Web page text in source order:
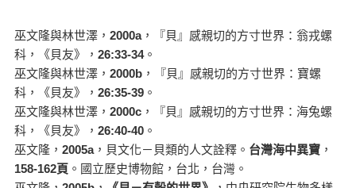
巫文隆與林世澤， 2000a，『貝』感親切的方寸世界：翁戎螺
科，《貝友》， 26:33-34。
巫文隆與林世澤， 2000b，『貝』感親切的方寸世界：寶螺
科，《貝友》， 26:35-39。
巫文隆與林世澤， 2000c，『貝』感親切的方寸世界：海兔螺
科，《貝友》， 26:40-40。
巫文隆， 2005a，貝文化－貝類的人文詮釋。 台灣海中異寶，
158-162頁。國立歷史博物館，台北，台灣。